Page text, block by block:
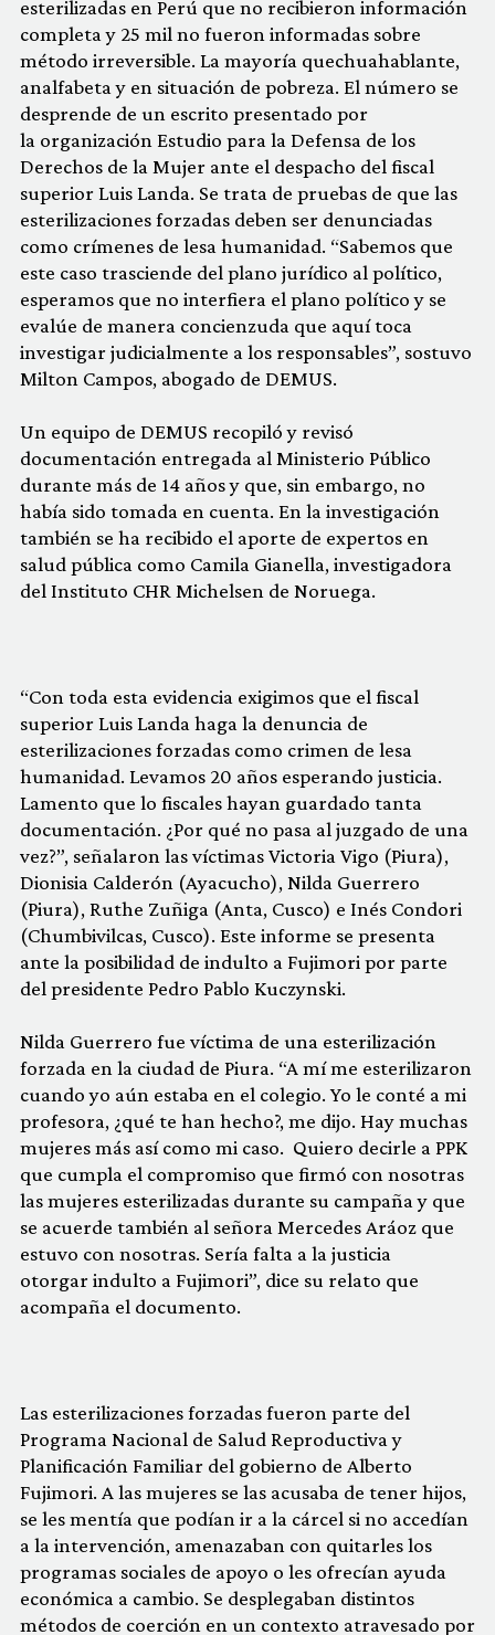
esterilizadas en Perú que no recibieron información
completa y 25 mil no fueron informadas sobre
método irreversible. La mayoría quechuahablante,
analfabeta y en situación de pobreza. El número se
desprende de un escrito presentado por
la organización Estudio para la Defensa de los
Derechos de la Mujer ante el despacho del fiscal
superior Luis Landa. Se trata de pruebas de que las
esterilizaciones forzadas deben ser denunciadas
como crímenes de lesa humanidad. “Sabemos que
este caso trasciende del plano jurídico al político,
esperamos que no interfiera el plano político y se
evalúe de manera concienzuda que aquí toca
investigar judicialmente a los responsables”, sostuvo
Milton Campos, abogado de DEMUS.
Un equipo de DEMUS recopiló y revisó
documentación entregada al Ministerio Público
durante más de 14 años y que, sin embargo, no
había sido tomada en cuenta. En la investigación
también se ha recibido el aporte de expertos en
salud pública como Camila Gianella, investigadora
del Instituto CHR Michelsen de Noruega.
“Con toda esta evidencia exigimos que el fiscal
superior Luis Landa haga la denuncia de
esterilizaciones forzadas como crimen de lesa
humanidad. Levamos 20 años esperando justicia.
Lamento que lo fiscales hayan guardado tanta
documentación. ¿Por qué no pasa al juzgado de una
vez?”, señalaron las víctimas Victoria Vigo (Piura),
Dionisia Calderón (Ayacucho), Nilda Guerrero
(Piura), Ruthe Zuñiga (Anta, Cusco) e Inés Condori
(Chumbivilcas, Cusco). Este informe se presenta
ante la posibilidad de indulto a Fujimori por parte
del presidente Pedro Pablo Kuczynski.
Nilda Guerrero fue víctima de una esterilización
forzada en la ciudad de Piura. “A mí me esterilizaron
cuando yo aún estaba en el colegio. Yo le conté a mi
profesora, ¿qué te han hecho?, me dijo. Hay muchas
mujeres más así como mi caso. Quiero decirle a PPK
que cumpla el compromiso que firmó con nosotras
las mujeres esterilizadas durante su campaña y que
se acuerde también al señora Mercedes Aráoz que
estuvo con nosotras. Sería falta a la justicia
otorgar indulto a Fujimori”, dice su relato que
acompaña el documento.
Las esterilizaciones forzadas fueron parte del
Programa Nacional de Salud Reproductiva y
Planificación Familiar del gobierno de Alberto
Fujimori. A las mujeres se las acusaba de tener hijos,
se les mentía que podían ir a la cárcel si no accedían
a la intervención, amenazaban con quitarles los
programas sociales de apoyo o les ofrecían ayuda
económica a cambio. Se desplegaban distintos
métodos de coerción en un contexto atravesado por